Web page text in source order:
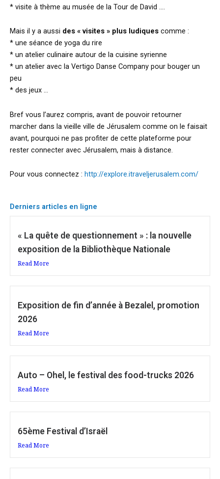
* visite à thème au musée de la Tour de David ….
Mais il y a aussi des « visites » plus ludiques comme :
* une séance de yoga du rire
* un atelier culinaire autour de la cuisine syrienne
* un atelier avec la Vertigo Danse Company pour bouger un
peu
* des jeux …
Bref vous l’aurez compris, avant de pouvoir retourner
marcher dans la vieille ville de Jérusalem comme on le faisait
avant, pourquoi ne pas profiter de cette plateforme pour
rester connecter avec Jérusalem, mais à distance.
Pour vous connectez : http://explore.itraveljerusalem.com/
Derniers articles en ligne
« La quête de questionnement » : la nouvelle
exposition de la Bibliothèque Nationale
Read More
Exposition de fin d’année à Bezalel, promotion
2026
Read More
Auto – Ohel, le festival des food-trucks 2026
Read More
65ème Festival d’Israël
Read More